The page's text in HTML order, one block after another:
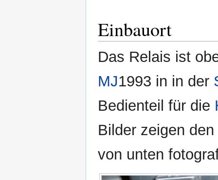
Einbauort
Das Relais ist
MJ1993 in in der
Bedienteil für die
Bilder zeigen
von unten